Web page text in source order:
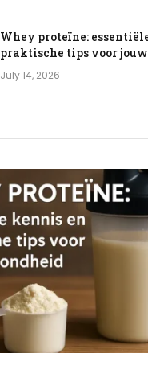
Whey proteïne:
praktische tips voor
July 14, 2026